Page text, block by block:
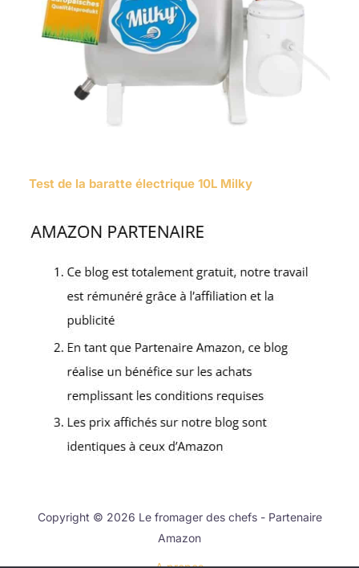
Test de la baratte électrique 10L Milky
Copyright © 2026 Le fromager des chefs - Partenaire
Amazon